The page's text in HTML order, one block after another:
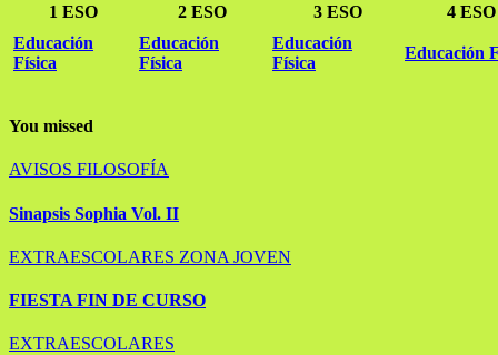
1 ESO 2 ESO 3 ESO
4 ESO
Educación
Física
Educación
Física
Educación
Física
Educación
You missed
AVISOS FILOSOFÍA
Sinapsis Sophia Vol. II
EXTRAESCOLARES ZONA JOVEN
FIESTA FIN DE CURSO
EXTRAESCOLARES